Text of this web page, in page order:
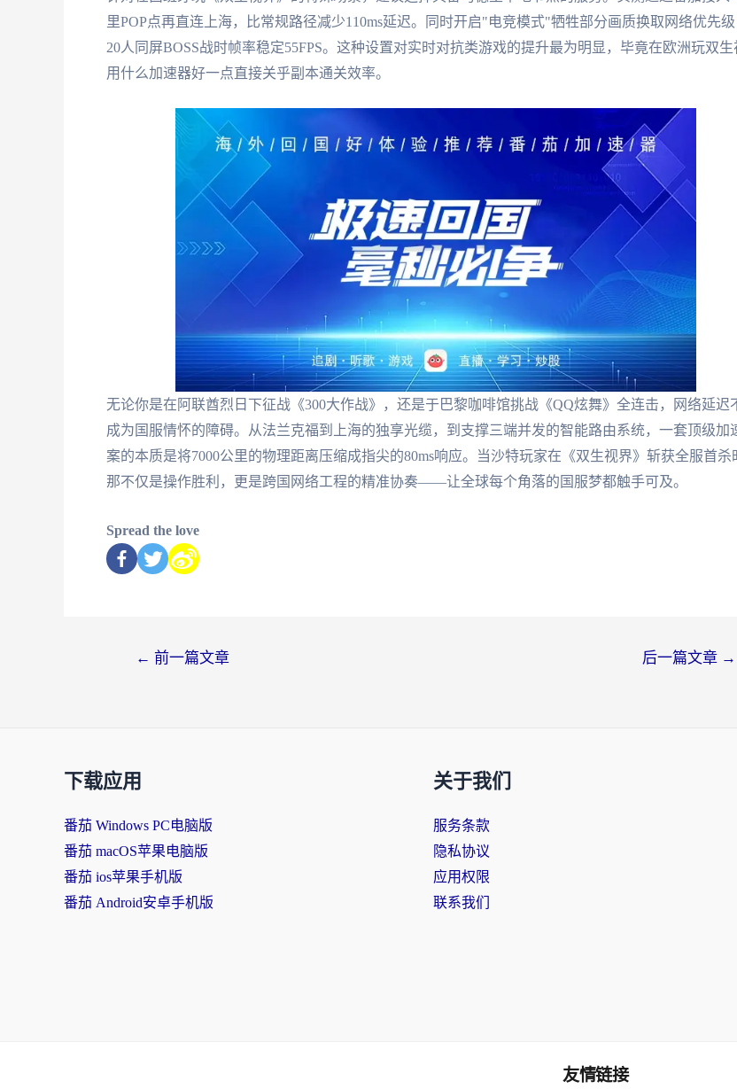
里POP点再直连上海，比常规路径减少110ms延迟。同时开启"电竞模式"牺牲部分画质换取网络优先
20人同屏BOSS战时帧率稳定55FPS。这种设置对实时对抗类游戏的提升最为明显，毕竟在欧洲玩双生
用什么加速器好一点直接关乎副本通关效率。
无论你是在阿联酋烈日下征战《300大作战》，还是于巴黎咖啡馆挑战《QQ炫舞》全连击，网络延迟
成为国服情怀的障碍。从法兰克福到上海的独享光缆，到支撑三端并发的智能路由系统，一套顶级加
案的本质是将7000公里的物理距离压缩成指尖的80ms响应。当沙特玩家在《双生视界》斩获全服首杀
那不仅是操作胜利，更是跨国网络工程的精准协奏——让全球每个角落的国服梦都触手可及。
Spread the love
← 前一篇文章 后一篇文章 →
下载应用
番茄 Windows PC电脑版
番茄 macOS苹果电脑版
番茄 ios苹果手机版
番茄 Android安卓手机版
关于我们
服务条款
隐私协议
应用权限
联系我们
友情链接